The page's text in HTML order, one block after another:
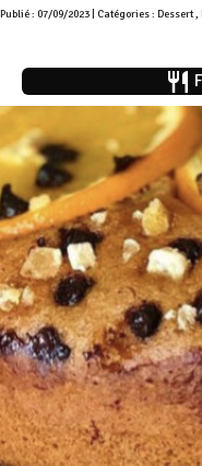
Publié : 07/09/2023 | Catégories : Dessert,
restaurant